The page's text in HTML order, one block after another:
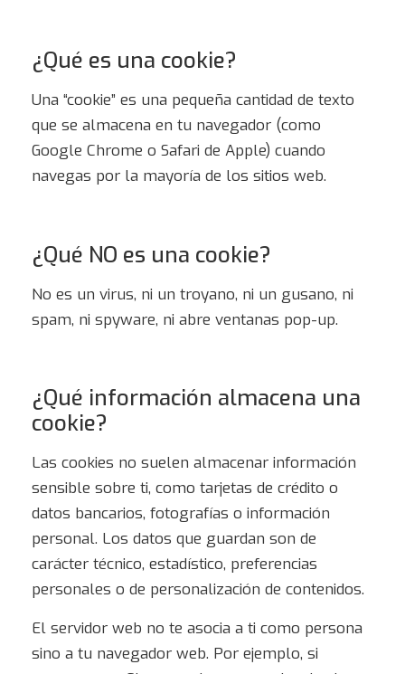
¿Qué es una cookie?
Una “cookie” es una pequeña cantidad de texto
que se almacena en tu navegador (como
Google Chrome o Safari de Apple) cuando
navegas por la mayoría de los sitios web.
¿Qué NO es una cookie?
No es un virus, ni un troyano, ni un gusano, ni
spam, ni spyware, ni abre ventanas pop-up.
¿Qué información almacena una
cookie?
Las cookies no suelen almacenar información
sensible sobre ti, como tarjetas de crédito o
datos bancarios, fotografías o información
personal. Los datos que guardan son de
carácter técnico, estadístico, preferencias
personales o de personalización de contenidos.
El servidor web no te asocia a ti como persona
sino a tu navegador web. Por ejemplo, si